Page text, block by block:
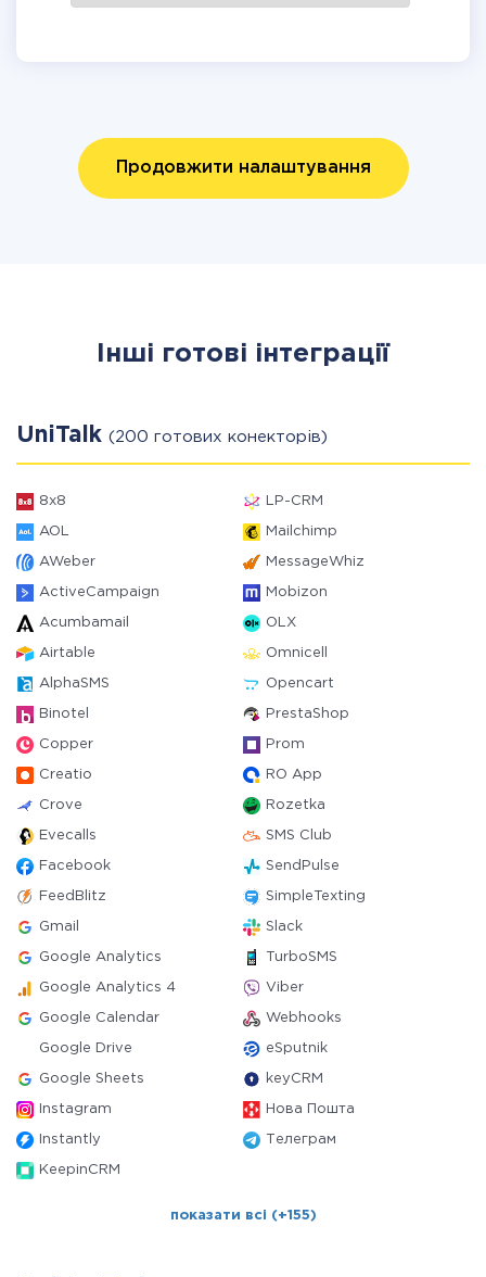
Продовжити налаштування
Інші готові інтеграції
UniTalk (200 готових конекторів)
8x8 LP-CRM
AOL Mailchimp
AWeber MessageWhiz
ActiveCampaign Mobizon
Acumbamail OLX
Airtable Omnicell
AlphaSMS Opencart
Binotel PrestaShop
Copper Prom
Creatio RO App
Crove Rozetka
Evecalls SMS Club
Facebook SendPulse
FeedBlitz SimpleTexting
Gmail Slack
Google Analytics TurboSMS
Google Analytics 4 Viber
Google Calendar Webhooks
Google Drive eSputnik
Google Sheets keyCRM
Instagram Нова Пошта
Instantly Телеграм
KeepinCRM
показати всі (+155)